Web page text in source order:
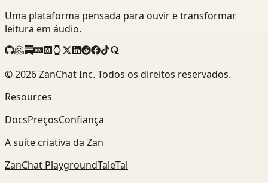
Uma plataforma pensada para ouvir e transformar
leitura em áudio.
©2026ZanChat Inc. Todos os direitos reservados.
Resources
DocsPreçosConfiança
A suíte criativa da Zan
ZanChat PlaygroundTaleTal